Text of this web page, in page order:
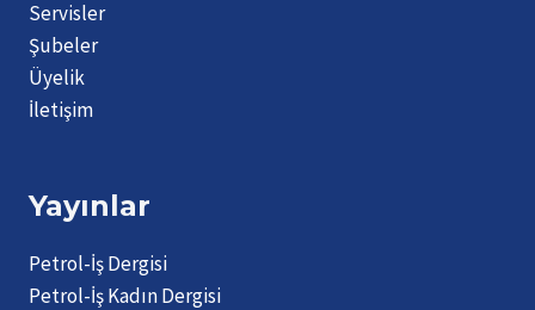
Servisler
Şubeler
Üyelik
İletişim
Yayınlar
Petrol-İş Dergisi
Petrol-İş Kadın Dergisi